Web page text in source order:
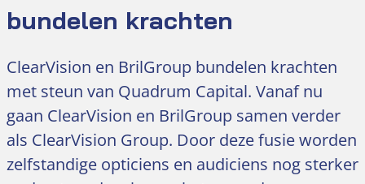
bundelen krachten
ClearVision en BrilGroup bundelen krachten
met steun van Quadrum Capital. Vanaf nu
gaan ClearVision en BrilGroup samen verder
als ClearVision Group. Door deze fusie worden
zelfstandige opticiens en audiciens nog sterker